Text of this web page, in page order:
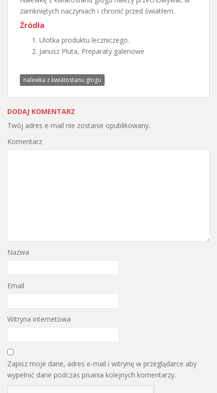
zamkniętych naczyniach i chronić przed światłem.
Źródła
Ulotka produktu leczniczego.
Janusz Pluta, Preparaty galenowe
nalewka z kwiatostanu głogu
DODAJ KOMENTARZ
Twój adres e-mail nie zostanie opublikowany.
Komentarz
Nazwa
Email
Witryna internetowa
Zapisz moje dane, adres e-mail i witrynę w przeglądarce aby
wypełnić dane podczas pisania kolejnych komentarzy.